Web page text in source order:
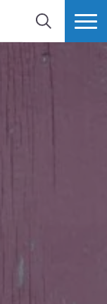
BÚSQUEDA MÁS